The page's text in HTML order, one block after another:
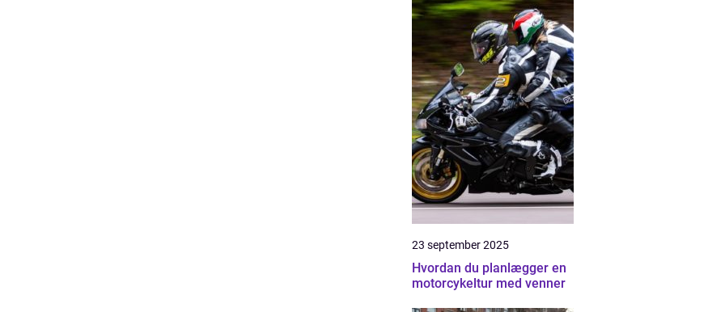
23 september 2025
Hvordan du planlægger en
motorcykeltur med venner